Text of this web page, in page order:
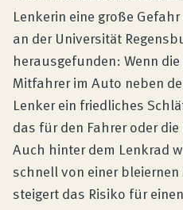
Lenkerin eine große
an der Universität
herausgefunden: Wenn
Mitfahrer im Auto neben
Lenker ein friedliches
das für den Fahrer oder
Auch hinter dem Lenkrad
schnell von einer
steigert das Risiko für